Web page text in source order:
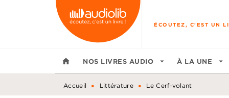
MENU RECHERCHE
ÉCOUTEZ, C'EST UN
home NOS LIVRES AUDIO arrow_drop_down À LA UNE arrow_drop_down
Accueil • Littérature • Le Cerf-volant